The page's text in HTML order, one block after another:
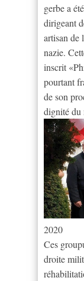
gerbe a
dirigeant
artisan de
nazie.
inscrit
pourtant
de son
dignité du
2020
Ces
droite